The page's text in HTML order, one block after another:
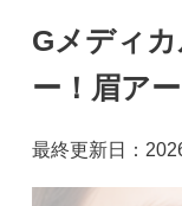
Gメディ
ー！眉ア
最終更新日：